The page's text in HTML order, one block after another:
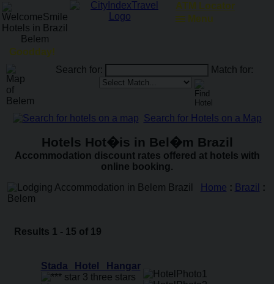
Goodday!
RailRoadFocus
Search for: Match for:
Search for Hotels on a Map
Hotels Hot�is in Bel�m Brazil
Accommodation discount rates offered at hotels with
online booking.
Home : Brazil
:
Belem
Results 1 - 15 of 19
Stada Hotel Hangar
Menu